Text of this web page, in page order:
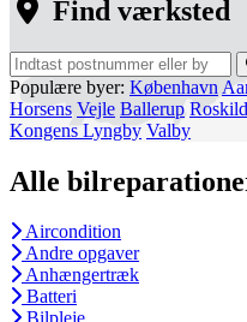
Find værksted
Populære byer: København
Horsens Vejle Ballerup
Kongens Lyngby Valby
Alle
Aircondition
Andre opgaver
Anhængertræk
Batteri